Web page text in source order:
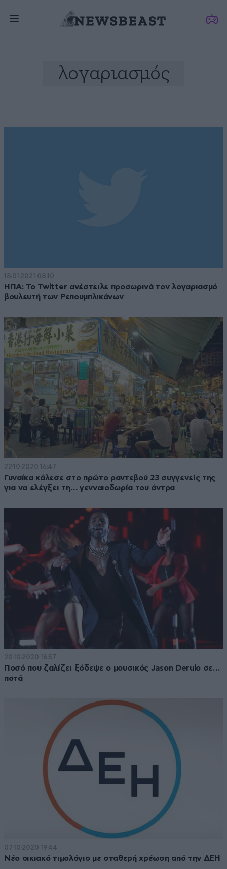
λογαριασμός
18·01·2021 08:10
ΗΠΑ: Το Twitter ανέστειλε προσωρινά τον λογαριασμό
βουλευτή των Ρεπουμπλικάνων
22·10·2020 16:47
Γυναίκα κάλεσε στο πρώτο ραντεβού 23 συγγενείς της
για να ελέγξει τη… γενναιοδωρία του άντρα
20·10·2020 16:57
Ποσό που ζαλίζει ξόδεψε ο μουσικός Jason Derulo σε…
ποτά
07·10·2020 19:44
Νέο οικιακό τιμολόγιο με σταθερή χρέωση από την ΔΕΗ